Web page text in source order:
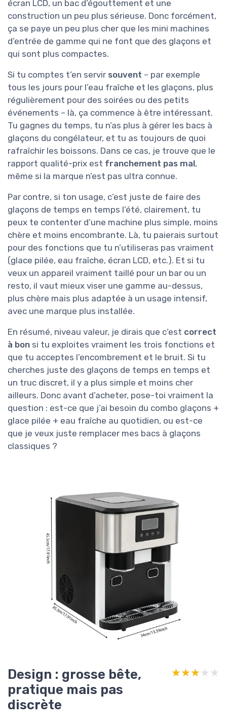
écran LCD, un bac d’égouttement et une
construction un peu plus sérieuse. Donc forcément,
ça se paye un peu plus cher que les mini machines
d’entrée de gamme qui ne font que des glaçons et
qui sont plus compactes.
Si tu comptes t’en servir souvent – par exemple
tous les jours pour l’eau fraîche et les glaçons, plus
régulièrement pour des soirées ou des petits
événements – là, ça commence à être intéressant.
Tu gagnes du temps, tu n’as plus à gérer les bacs à
glaçons du congélateur, et tu as toujours de quoi
rafraîchir les boissons. Dans ce cas, je trouve que le
rapport qualité-prix est franchement pas mal,
même si la marque n’est pas ultra connue.
Par contre, si ton usage, c’est juste de faire des
glaçons de temps en temps l’été, clairement, tu
peux te contenter d’une machine plus simple, moins
chère et moins encombrante. Là, tu paierais surtout
pour des fonctions que tu n’utiliseras pas vraiment
(glace pilée, eau fraîche, écran LCD, etc.). Et si tu
veux un appareil vraiment taillé pour un bar ou un
resto, il vaut mieux viser une gamme au-dessus,
plus chère mais plus adaptée à un usage intensif,
avec une marque plus installée.
En résumé, niveau valeur, je dirais que c’est correct
à bon si tu exploites vraiment les trois fonctions et
que tu acceptes l’encombrement et le bruit. Si tu
cherches juste des glaçons de temps en temps et
un truc discret, il y a plus simple et moins cher
ailleurs. Donc avant d’acheter, pose-toi vraiment la
question : est-ce que j’ai besoin du combo glaçons +
glace pilée + eau fraîche au quotidien, ou est-ce
que je veux juste remplacer mes bacs à glaçons
classiques ?
Design : grosse bête,
pratique mais pas
discrète
★★★★★
★★★★★